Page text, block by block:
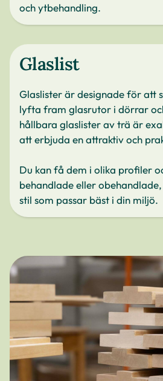
och ytbehandling.
Glaslist
Glaslister är designade för att
lyfta fram glasrutor i dörrar
hållbara glaslister av trä är
att erbjuda en attraktiv och
Du kan få dem i olika profiler
behandlade eller
stil som passar bäst i din miljö.